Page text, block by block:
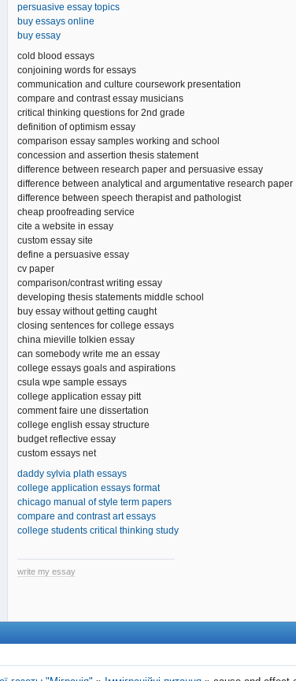
persuasive essay topics
buy essays online
buy essay
cold blood essays
conjoining words for essays
communication and culture coursework presentation
compare and contrast essay musicians
critical thinking questions for 2nd grade
definition of optimism essay
comparison essay samples working and school
concession and assertion thesis statement
difference between research paper and persuasive essay
difference between analytical and argumentative research paper
difference between speech therapist and pathologist
cheap proofreading service
cite a website in essay
custom essay site
define a persuasive essay
cv paper
comparison/contrast writing essay
developing thesis statements middle school
buy essay without getting caught
closing sentences for college essays
china mieville tolkien essay
can somebody write me an essay
college essays goals and aspirations
csula wpe sample essays
college application essay pitt
comment faire une dissertation
college english essay structure
budget reflective essay
custom essays net
daddy sylvia plath essays
college application essays format
chicago manual of style term papers
compare and contrast art essays
college students critical thinking study
write my essay